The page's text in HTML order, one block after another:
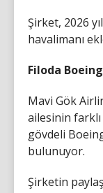
Şirket, 2026
havalimanı
Filoda
Mavi Gök
ailesinin
gövdeli
bulunuyor.
Şirketin